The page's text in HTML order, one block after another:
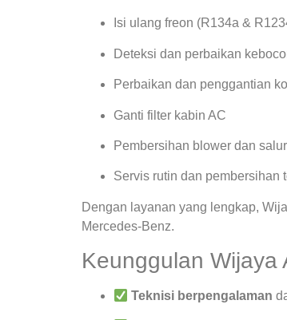
Isi ulang freon (R134a &
Deteksi dan perbaikan
Perbaikan dan penggantian
Ganti filter kabin AC
Pembersihan blower dan
Servis rutin dan pembersihan
Dengan layanan yang lengkap,
Mercedes-Benz.
Keunggulan Wijaya
Teknisi berpengalaman